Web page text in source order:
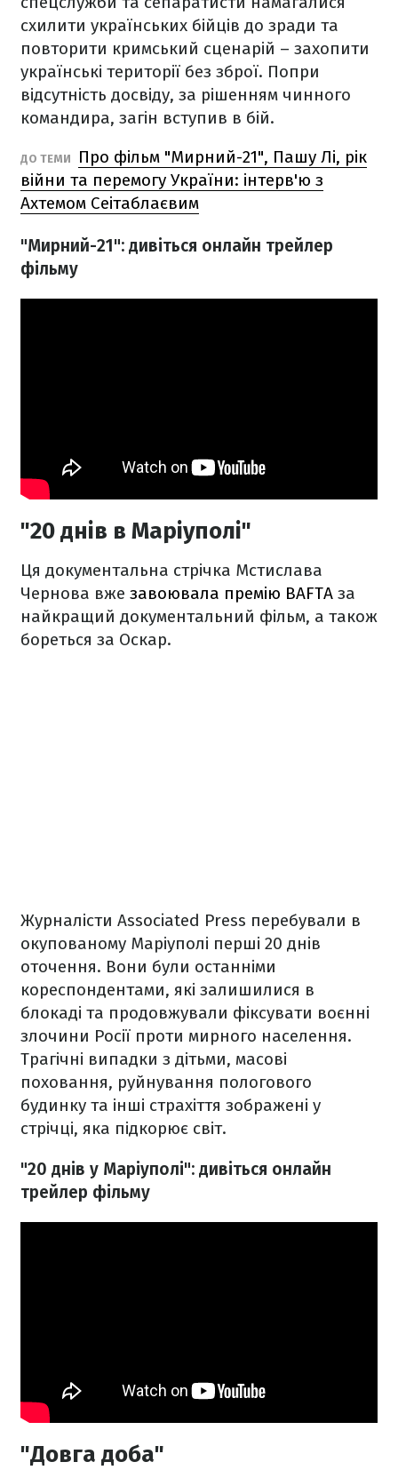
схилити українських бійців до зради та
повторити кримський сценарій – захопити
українські території без зброї. Попри
відсутність досвіду, за рішенням чинного
командира, загін вступив в бій.
ДО ТЕМИ
Про фільм "Мирний-21", Пашу Лі, рік
війни та перемогу України: інтерв'ю з
Ахтемом Сеітаблаєвим
"Мирний-21": дивіться онлайн трейлер
фільму
"20 днів в Маріуполі"
Ця документальна стрічка Мстислава
Чернова вже завоювала премію BAFTA за
найкращий документальний фільм, а також
бореться за Оскар.
Журналісти Associated Press перебували в
окупованому Маріуполі перші 20 днів
оточення. Вони були останніми
кореспондентами, які залишилися в
блокаді та продовжували фіксувати воєнні
злочини Росії проти мирного населення.
Трагічні випадки з дітьми, масові
поховання, руйнування пологового
будинку та інші страхіття зображені у
стрічці, яка підкорює світ.
"20 днів у Маріуполі": дивіться онлайн
трейлер фільму
"Довга доба"